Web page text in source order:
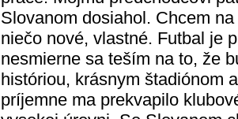
Slovanom dosiahol. Chcem
niečo nové, vlastné. Futbal je
nesmierne sa teším na to, že
históriou, krásnym štadiónom
príjemne ma prekvapilo